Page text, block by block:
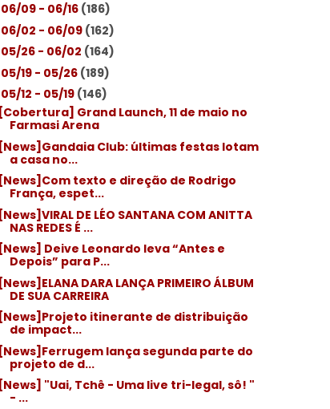
06/09 - 06/16 (186)
06/02 - 06/09 (162)
05/26 - 06/02 (164)
05/19 - 05/26 (189)
05/12 - 05/19 (146)
[Cobertura] Grand Launch, 11 de maio no
Farmasi Arena
[News]Gandaia Club: últimas festas lotam
a casa no...
[News]Com texto e direção de Rodrigo
França, espet...
[News]VIRAL DE LÉO SANTANA COM ANITTA
NAS REDES É ...
[News] Deive Leonardo leva “Antes e
Depois” para P...
[News]ELANA DARA LANÇA PRIMEIRO ÁLBUM
DE SUA CARREIRA
[News]Projeto itinerante de distribuição
de impact...
[News]Ferrugem lança segunda parte do
projeto de d...
[News] "Uai, Tchê - Uma live tri-legal, sô! "
- ...